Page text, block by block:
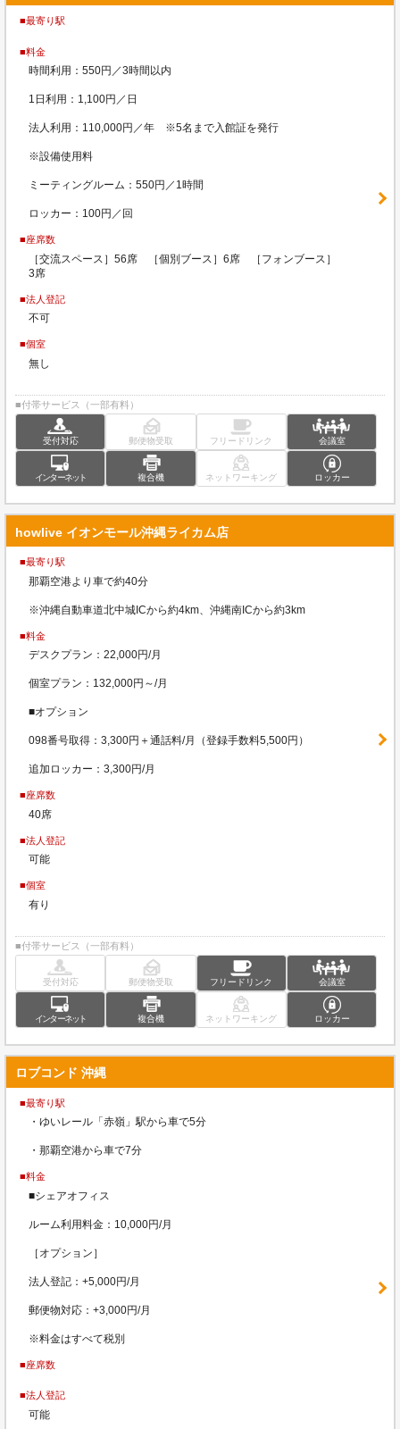
■最寄り駅
■料金
時間利用：550円／3時間以内
1日利用：1,100円／日
法人利用：110,000円／年 ※5名まで入館証を発行
※設備使用料
ミーティングルーム：550円／1時間
ロッカー：100円／回
■座席数
［交流スペース］56席 ［個別ブース］6席 ［フォンブース］
3席
■法人登記
不可
■個室
無し
■付帯サービス（一部有料）
受付対応 郵便物受取 フリードリンク 会議室
インターネット 複合機 ネットワーキング ロッカー
howlive イオンモール沖縄ライカム店
■最寄り駅
那覇空港より車で約40分
※沖縄自動車道北中城ICから約4km、沖縄南ICから約3km
■料金
デスクプラン：22,000円/月
個室プラン：132,000円～/月
■オプション
098番号取得：3,300円＋通話料/月（登録手数料5,500円）
追加ロッカー：3,300円/月
■座席数
40席
■法人登記
可能
■個室
有り
■付帯サービス（一部有料）
受付対応 郵便物受取 フリードリンク 会議室
インターネット 複合機 ネットワーキング ロッカー
ロブコンド 沖縄
■最寄り駅
・ゆいレール「赤嶺」駅から車で5分
・那覇空港から車で7分
■料金
■シェアオフィス
ルーム利用料金：10,000円/月
［オプション］
法人登記：+5,000円/月
郵便物対応：+3,000円/月
※料金はすべて税別
■座席数
■法人登記
可能